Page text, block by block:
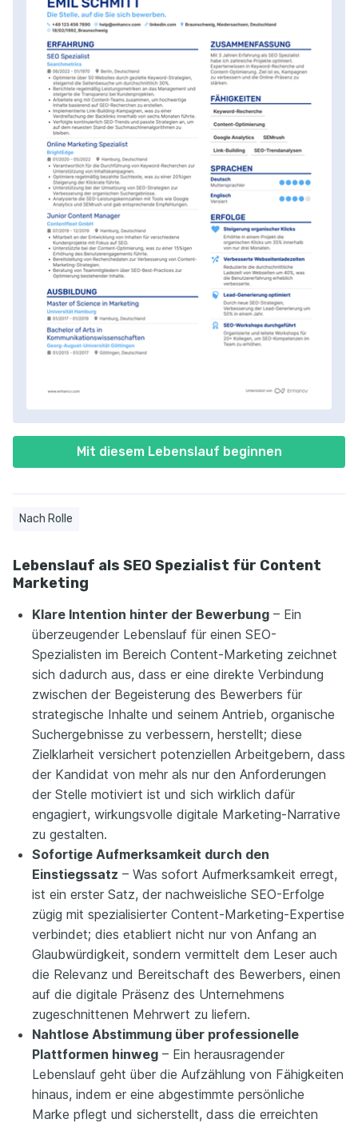
Mit diesem Lebenslauf beginnen
Nach Rolle
Lebenslauf als SEO Spezialist für Content
Marketing
Klare Intention hinter der Bewerbung – Ein
überzeugender Lebenslauf für einen SEO-
Spezialisten im Bereich Content-Marketing zeichnet
sich dadurch aus, dass er eine direkte Verbindung
zwischen der Begeisterung des Bewerbers für
strategische Inhalte und seinem Antrieb, organische
Suchergebnisse zu verbessern, herstellt; diese
Zielklarheit versichert potenziellen Arbeitgebern, dass
der Kandidat von mehr als nur den Anforderungen
der Stelle motiviert ist und sich wirklich dafür
engagiert, wirkungsvolle digitale Marketing-Narrative
zu gestalten.
Sofortige Aufmerksamkeit durch den
Einstiegssatz – Was sofort Aufmerksamkeit erregt,
ist ein erster Satz, der nachweisliche SEO-Erfolge
zügig mit spezialisierter Content-Marketing-Expertise
verbindet; dies etabliert nicht nur von Anfang an
Glaubwürdigkeit, sondern vermittelt dem Leser auch
die Relevanz und Bereitschaft des Bewerbers, einen
auf die digitale Präsenz des Unternehmens
zugeschnittenen Mehrwert zu liefern.
Nahtlose Abstimmung über professionelle
Plattformen hinweg – Ein herausragender
Lebenslauf geht über die Aufzählung von Fähigkeiten
hinaus, indem er eine abgestimmte persönliche
Marke pflegt und sicherstellt, dass die erreichten